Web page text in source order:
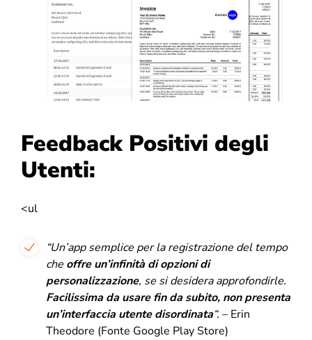
Feedback Positivi degli
Utenti:
<ul
“Un’app semplice per la registrazione del tempo
che offre un’infinità di opzioni di
personalizzazione, se si desidera approfondirle.
Facilissima da usare fin da subito, non presenta
un’interfaccia utente disordinata“. – Erin
Theodore (Fonte Google Play Store)